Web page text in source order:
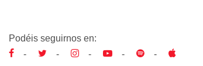
Podéis seguirnos en:
-
- - - -